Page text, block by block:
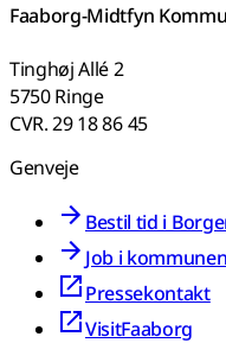
Faaborg-Midtfyn
Tinghøj Allé 2
5750 Ringe
CVR. 29 18 86 45
Genveje
Bestil tid i
Job i kommunen
Pressekontakt
VisitFaaborg